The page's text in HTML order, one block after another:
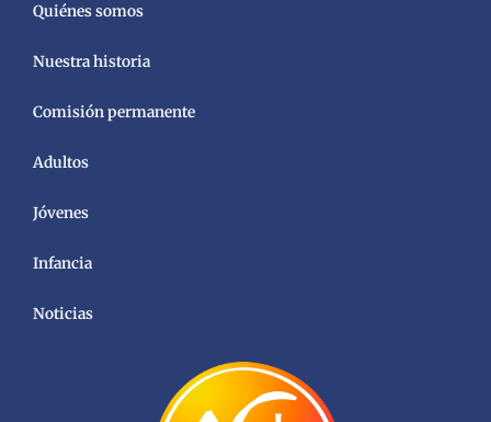
Quiénes somos
Nuestra historia
Comisión permanente
Adultos
Jóvenes
Infancia
Noticias